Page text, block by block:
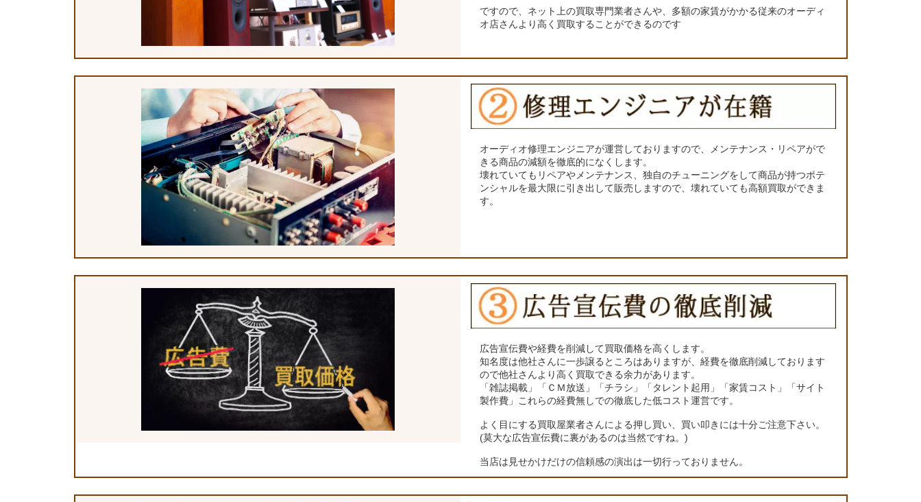
ですので、ネット上の買取専門業者さんや、多額の家賃がかかる従来のオーディ
オ店さんより高く買取することができるのです
オーディオ修理エンジニアが運営しておりますので、メンテナンス・リペアがで
きる商品の減額を徹底的になくします。
壊れていてもリペアやメンテナンス、独自のチューニングをして商品が持つポテ
ンシャルを最大限に引き出して販売しますので、壊れていても高額買取ができま
す。
広告宣伝費や経費を削減して買取価格を高くします。
知名度は他社さんに一歩譲るところはありますが、経費を徹底削減しております
ので他社さんより高く買取できる余力があります。
「雑誌掲載」「ＣＭ放送」「チラシ」「タレント起用」「家賃コスト」「サイト
製作費」これらの経費無しでの徹底した低コスト運営です。
よく目にする買取屋業者さんによる押し買い、買い叩きには十分ご注意下さい。
(莫大な広告宣伝費に裏があるのは当然ですね。)
当店は見せかけだけの信頼感の演出は一切行っておりません。